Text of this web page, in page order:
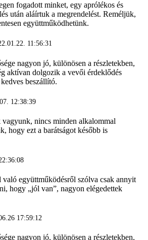
fogadott minket, egy aprólékos és
után aláírtuk a megrendelést. Reméljük,
együttműködhetünk.
11:56:31
nagyon jó, különösen a részletekben,
aktívan dolgozik a vevői érdeklődés
beszállító.
12:38:39
vagyunk, nincs minden alkalommal
hogy ezt a barátságot később is
együttműködésről szólva csak annyit
hogy „jól van”, nagyon elégedettek
17:59:12
nagyon jó, különösen a részletekben,